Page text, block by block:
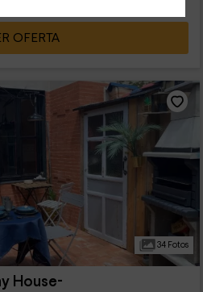
OFERTA
34 Fotos
House-